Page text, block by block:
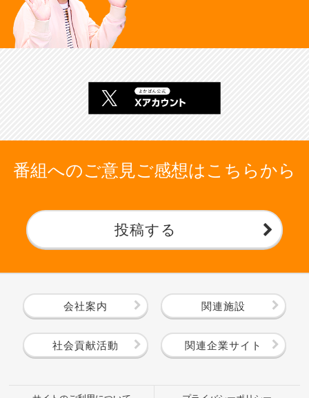
番組へのご意見ご感想はこちらから
投稿する
会社案内 関連施設
社会貢献活動 関連企業サイト